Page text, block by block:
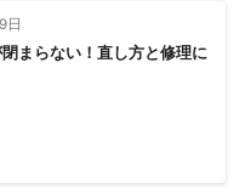
日
閉まらない！直し方と修理に